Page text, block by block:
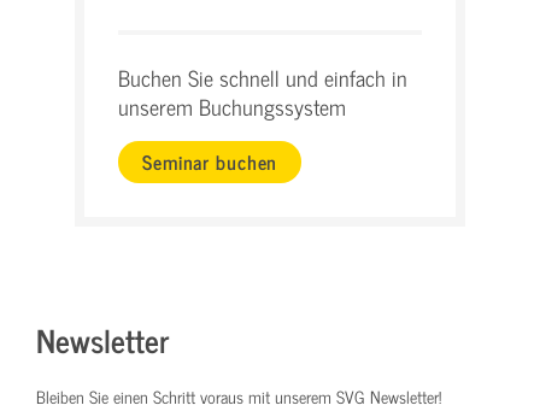
Buchen Sie schnell und einfach in
unserem Buchungssystem
Seminar buchen
Newsletter
Bleiben Sie einen Schritt voraus mit unserem SVG Newsletter!